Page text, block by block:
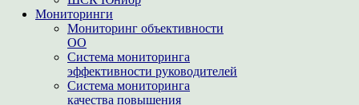
Мониторинги
Мониторинг объективности
ОО
Система мониторинга
эффективности руководителей
Система мониторинга
качества повышения